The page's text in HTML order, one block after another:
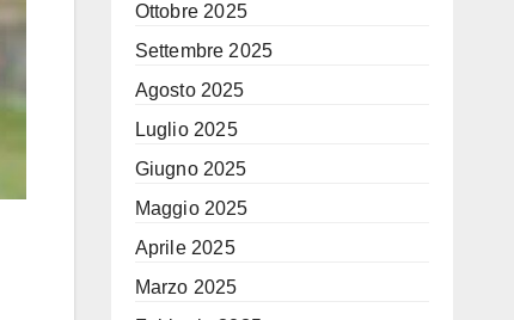
Ottobre 2025
Settembre 2025
Agosto 2025
Luglio 2025
Giugno 2025
Maggio 2025
Aprile 2025
Marzo 2025